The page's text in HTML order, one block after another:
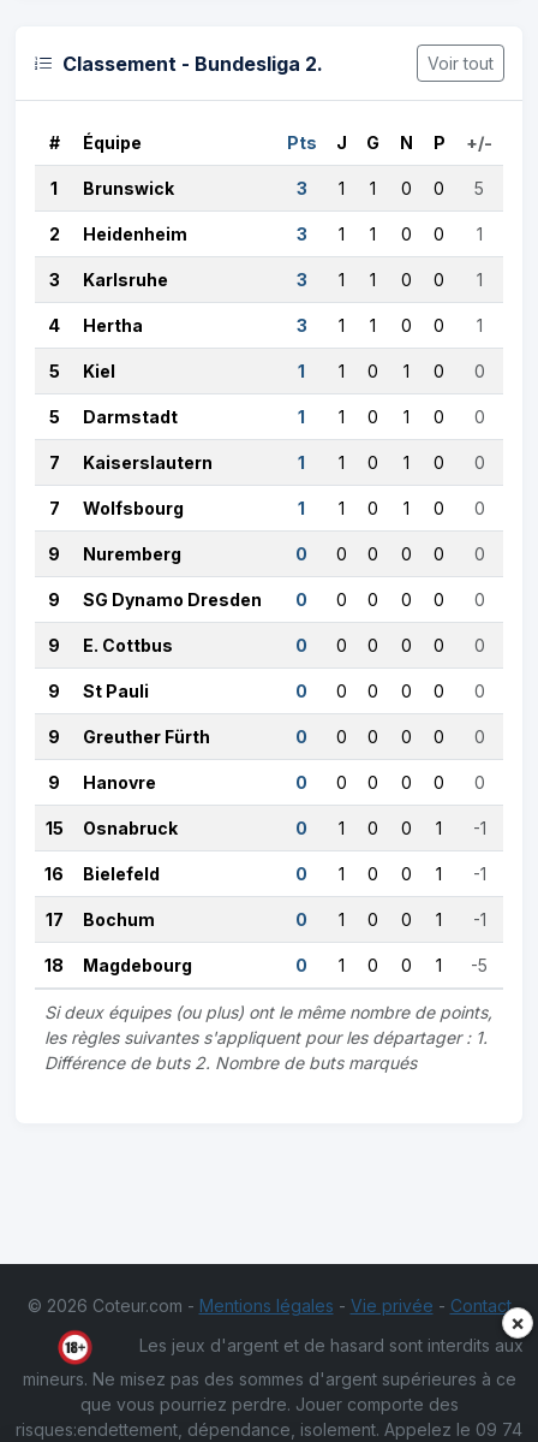
Classement - Bundesliga 2. Voir tout
# Équipe Pts J G N P +/-
1 Brunswick 3 1 1 0 0 5
2 Heidenheim 3 1 1 0 0 1
3 Karlsruhe 3 1 1 0 0 1
4 Hertha 3 1 1 0 0 1
5 Kiel 1 1 0 1 0 0
5 Darmstadt 1 1 0 1 0 0
7 Kaiserslautern 1 1 0 1 0 0
7 Wolfsbourg 1 1 0 1 0 0
9 Nuremberg 0 0 0 0 0 0
9 SG Dynamo Dresden 0 0 0 0 0 0
9 E. Cottbus 0 0 0 0 0 0
9 St Pauli 0 0 0 0 0 0
9 Greuther Fürth 0 0 0 0 0 0
9 Hanovre 0 0 0 0 0 0
15 Osnabruck 0 1 0 0 1 -1
16 Bielefeld 0 1 0 0 1 -1
17 Bochum 0 1 0 0 1 -1
18 Magdebourg 0 1 0 0 1 -5
Si deux équipes (ou plus) ont le même nombre de points,
les règles suivantes s'appliquent pour les départager : 1.
Différence de buts 2. Nombre de buts marqués
© 2026 Coteur.com - Mentions légales - Vie privée - Contact
Les jeux d'argent et de hasard sont interdits aux
mineurs. Ne misez pas des sommes d'argent supérieures à ce
que vous pourriez perdre. Jouer comporte des
risques:endettement, dépendance, isolement. Appelez le 09 74
×